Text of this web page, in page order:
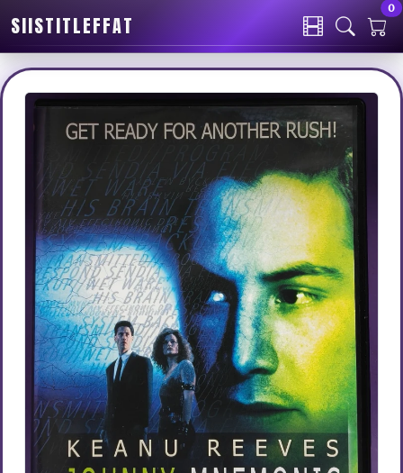
SIISTITLEFFAT
0